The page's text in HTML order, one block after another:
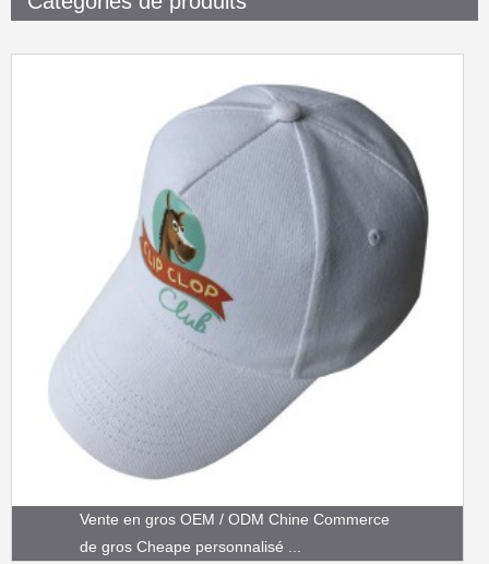
Vente en gros OEM / ODM Chine Commerce
de gros Cheape personnalisé ...